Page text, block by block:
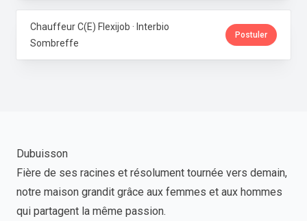
Chauffeur C(E) Flexijob · Interbio
Sombreffe
Postuler
Dubuisson
Fière de ses racines et résolument tournée vers demain,
notre maison grandit grâce aux femmes et aux hommes
qui partagent la même passion.